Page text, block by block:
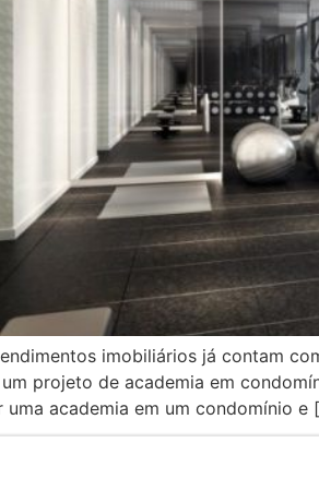
imobiliários já contam
projeto de academia em
uma academia em um condomínio e